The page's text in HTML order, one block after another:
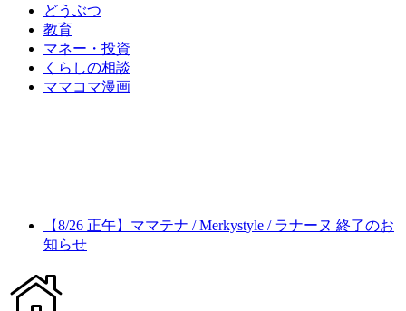
どうぶつ
教育
マネー・投資
くらしの相談
ママコマ漫画
【8/26 正午】ママテナ / Merkystyle / ラナーヌ 終了のお
知らせ